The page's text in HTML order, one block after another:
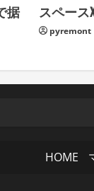
据
スペース
pyremont
HOME